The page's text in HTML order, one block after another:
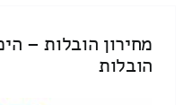
מחירון הובלות –
הובלות